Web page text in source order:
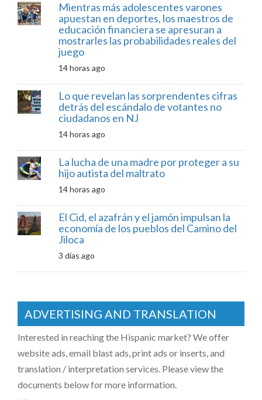
Mientras más adolescentes varones
apuestan en deportes, los maestros de
educación financiera se apresuran a
mostrarles las probabilidades reales del
juego
14 horas ago
Lo que revelan las sorprendentes cifras
detrás del escándalo de votantes no
ciudadanos en NJ
14 horas ago
La lucha de una madre por proteger a su
hijo autista del maltrato
14 horas ago
El Cid, el azafrán y el jamón impulsan la
economía de los pueblos del Camino del
Jiloca
3 días ago
ADVERTISING AND TRANSLATION
Interested in reaching the Hispanic market? We offer
website ads, email blast ads, print ads or inserts, and
translation / interpretation services. Please view the
documents below for more information.